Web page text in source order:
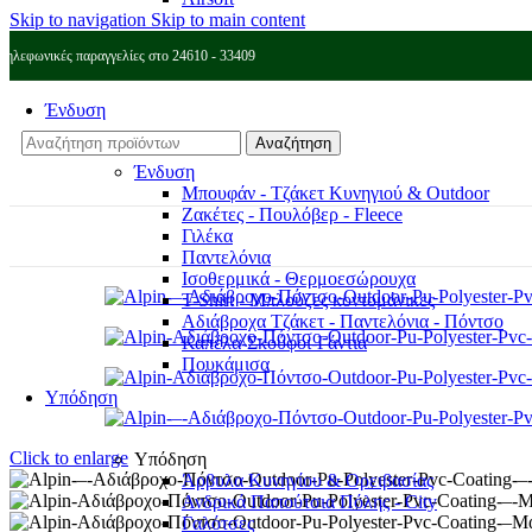
Skip to navigation Skip to main content
παραγγελίες στο 24610 - 33409
Αναζήτηση
Ένδυση
Ένδυση
Μπουφάν - Τζάκετ Κυνηγιού & Outdoor
Ζακέτες - Πουλόβερ - Fleece
Γιλέκα
Παντελόνια
Ισοθερμικά - Θερμοεσώρουχα
T-Shirt - Μπλούζες κοντομάνικες
Αδιάβροχα Τζάκετ - Παντελόνια - Πόντσο
Καπέλα-Σκούφοι-Γάντια
Πουκάμισα
Υπόδηση
Υπόδηση
Άρβυλα Κυνηγίου & Ορειβασίας
Ανδρικά Παπούτσια Πόλης - City
Γαλότσες
Click to enlarge